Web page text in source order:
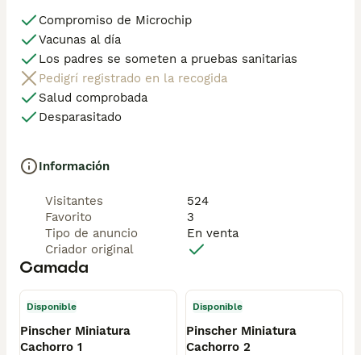
Compromiso de Microchip
Vacunas al día
Los padres se someten a pruebas sanitarias
Pedigrí registrado en la recogida
Salud comprobada
Desparasitado
Información
Visitantes
524
Favorito
3
Tipo de anuncio
En venta
Criador original
Camada
Disponible
Pinscher Miniatura
Cachorro 1
Disponible
Pinscher Miniatura
Cachorro 2